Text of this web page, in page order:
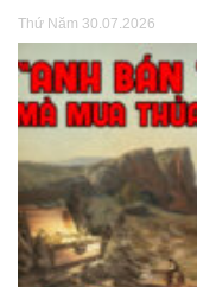
Thứ Năm 30.07.2026